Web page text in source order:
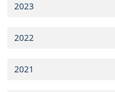
2023
2022
2021